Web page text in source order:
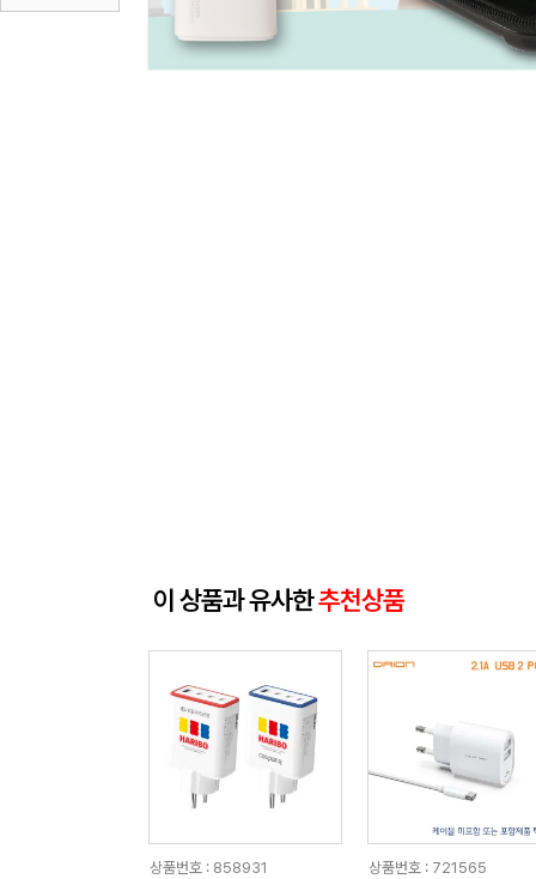
이 상품과 유사한추천상품
상품번호 : 858931
상품번호 : 721565